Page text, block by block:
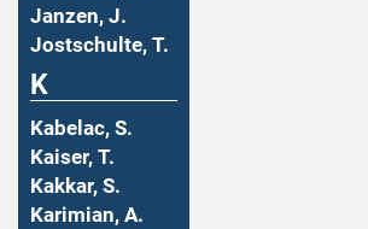
Janzen, J.
Jostschulte, T.
K
Kabelac, S.
Kaiser, T.
Kakkar, S.
Karimian, A.